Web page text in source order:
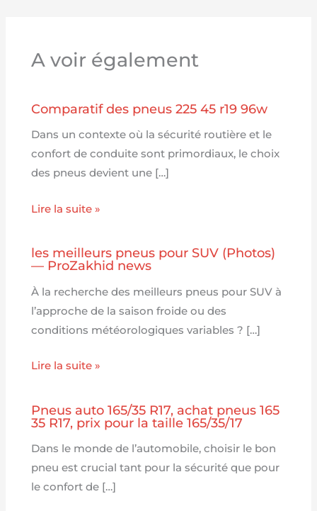
A voir également
Comparatif des pneus 225 45 r19 96w
Dans un contexte où la sécurité routière et le
confort de conduite sont primordiaux, le choix
des pneus devient une […]
Lire la suite »
les meilleurs pneus pour SUV (Photos)
— ProZakhid news
À la recherche des meilleurs pneus pour SUV à
l’approche de la saison froide ou des
conditions météorologiques variables ? […]
Lire la suite »
Pneus auto 165/35 R17, achat pneus 165
35 R17, prix pour la taille 165/35/17
Dans le monde de l’automobile, choisir le bon
pneu est crucial tant pour la sécurité que pour
le confort de […]